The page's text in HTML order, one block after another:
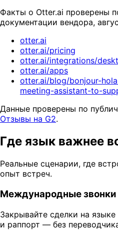
Факты о Otter.ai проверены
документации вендора,
otter.ai
otter.ai/pricing
otter.ai/integrations/
otter.ai/apps
otter.ai/blog/bonjour-
meeting-assistant-to-
Данные проверены по
Отзывы на G2.
Где язык важнее
Реальные сценарии, где
опыт встреч.
Международные
Закрывайте сделки на
и раппорт — без